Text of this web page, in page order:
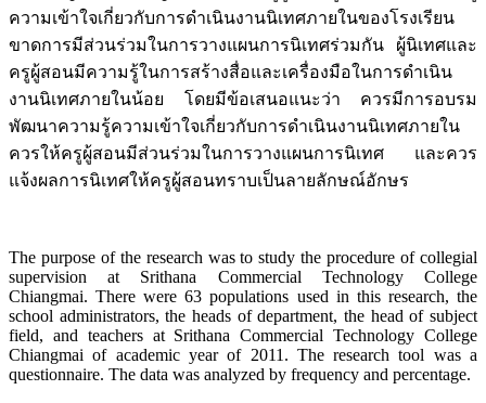
ความเข้าใจเกี่ยวกับการดำเนินงานนิเทศภายในของโรงเรียน
ขาดการมีส่วนร่วมในการวางแผนการนิเทศร่วมกัน ผู้นิเทศและ
ครูผู้สอนมีความรู้ในการสร้างสื่อและเครื่องมือในการดำเนิน
งานนิเทศภายในน้อย โดยมีข้อเสนอแนะว่า ควรมีการอบรม
พัฒนาความรู้ความเข้าใจเกี่ยวกับการดำเนินงานนิเทศภายใน
ควรให้ครูผู้สอนมีส่วนร่วมในการวางแผนการนิเทศ และควร
แจ้งผลการนิเทศให้ครูผู้สอนทราบเป็นลายลักษณ์อักษร
The purpose of the research was to study the procedure of collegial
supervision at Srithana Commercial Technology College
Chiangmai. There were 63 populations used in this research, the
school administrators, the heads of department, the head of subject
field, and teachers at Srithana Commercial Technology College
Chiangmai of academic year of 2011. The research tool was a
questionnaire. The data was analyzed by frequency and percentage.